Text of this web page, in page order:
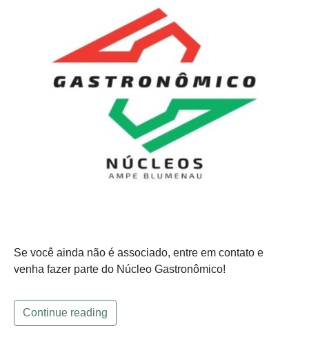
Se você ainda não é associado, entre em contato e
venha fazer parte do Núcleo Gastronômico!
Continue reading